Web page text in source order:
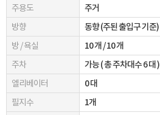
주용도
주거
방향
동향 (주된 출입구 기준)
방 / 욕실
10 개 / 10 개
주차
가능 ( 총 주차대수 6 대 )
엘리베이터
0 대
필지수
1개